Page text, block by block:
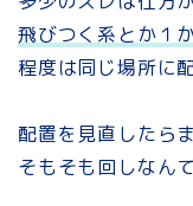
飛びつく系とか１
程度は同じ場所に
配置を見直したら
そもそも回しなん